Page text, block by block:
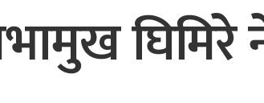
घिमिरे